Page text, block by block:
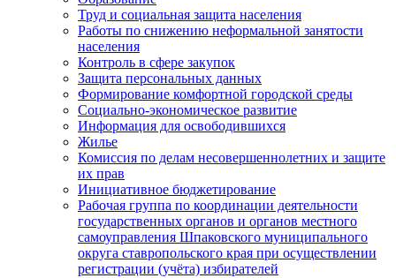
Труд и социальная защита населения
Работы по снижению неформальной занятости
населения
Контроль в сфере закупок
Защита персональных данных
Формирование комфортной городской среды
Социально-экономическое развитие
Информация для освободившихся
Жилье
Комиссия по делам несовершеннолетних и защите
их прав
Инициативное бюджетирование
Рабочая группа по координации деятельности
государственных органов и органов местного
самоуправления Шпаковского муниципального
округа ставропольского края при осуществлении
регистрации (учёта) избирателей